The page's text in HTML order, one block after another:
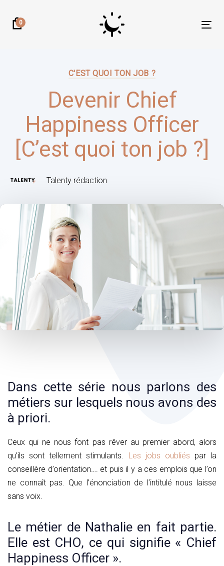
links
0
C'EST QUOI TON JOB ?
Devenir Chief
Happiness Officer
[C’est quoi ton job ?]
Talenty rédaction
Dans cette série nous parlons des
métiers sur lesquels nous avons des
à priori.
Ceux qui ne nous font pas rêver au premier abord, alors
qu’ils sont tellement stimulants.
Les jobs oubliés par la
conseillère d’orientation…. et puis il y a ces emplois que l’on
ne connaît pas. Que l’énonciation de l’intitulé nous laisse
sans voix.
Le métier de Nathalie en fait partie.
Elle est CHO, ce qui signifie « Chief
Happiness Officer ».